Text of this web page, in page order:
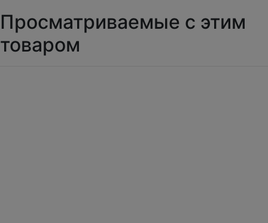
Просматриваемые с этим
товаром